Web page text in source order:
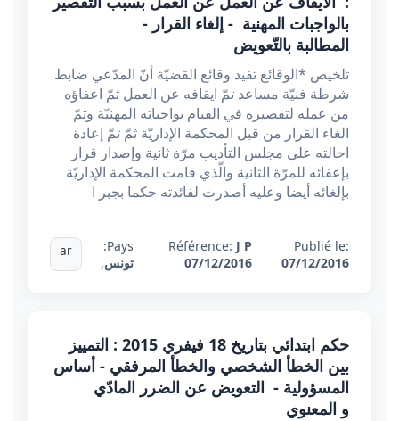
بالواجبات المهنية - إلغاء القرار -
المطالبة بالتّعويض
تلخيص *الوقائع تفيد وقائع القضيّة أنّ المدّعي ضابط
شرطة فنيّة مساعد تمّ ايقافه عن العمل ثمّ اعفاؤه
من عمله لتقصيره في القيام بواجباته المهنيّة وتمّ
الغاء القرار من قبل المحكمة الإداريّة ثمّ تمّ إعادة
احالته على مجلس التأديب مرّة ثانية وإصدار قرار
بإعفائه للمرّة الثانية والّذي قامت المحكمة الإداريّة
بإلغائه أيضا وعليه أصدرت لفائدته حكما بجبر ا
Publié le:
07/12/2016
Référence: J P
07/12/2016
Pays:
تونس,
ar
حكم ابتدائي بتاريخ 18 فيفري 2015 : التمييز
بين الخطأ الشخصي والخطأ المرفقي - أساس
المسؤولية - التعويض عن الضرر المادّي
و المعنوي